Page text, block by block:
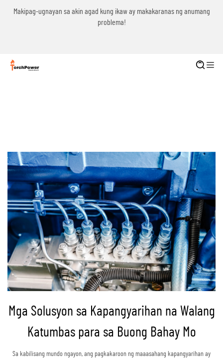
Makipag-ugnayan sa akin agad kung ikaw ay makakaranas ng anumang
problema!
Mga Solusyon sa Kapangyarihan na Walang
Katumbas para sa Buong Bahay Mo
Sa kabilisang mundo ngayon, ang pagkakaroon ng maaasahang kapangyarihan ay